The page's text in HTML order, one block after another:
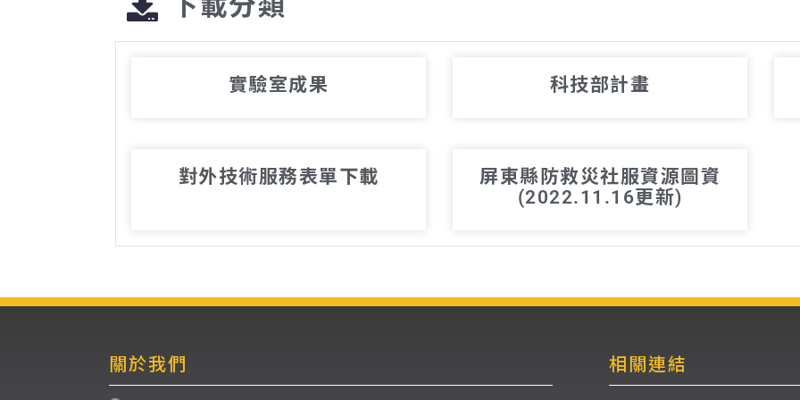
實驗室成果 科技部計畫
對外技術服務表單下載
屏東縣防救災社服資源圖資
(2022.11.16更新)
關於我們 相關連結